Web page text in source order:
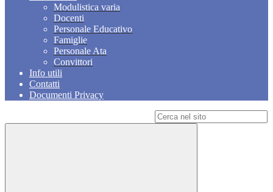
Modulistica varia
Docenti
Personale Educativo
Famiglie
Personale Ata
Convittori
Info utili
Contatti
Documenti Privacy